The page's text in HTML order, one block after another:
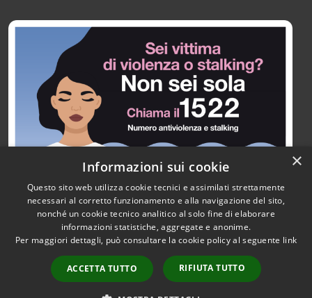
Accessibilità
Copyright © 2026 • Città di
Paullo • Powered by
Municipium•
Accesso
redazione
×
Informazioni sui cookie
Questo sito web utilizza cookie tecnici e assimilati strettamente
necessari al corretto funzionamento e alla navigazione del sito,
nonché un cookie tecnico analitico al solo fine di elaborare
informazioni statistiche, aggregate e anonime.
Per maggiori dettagli, può consultare la cookie policy al seguente link
ACCETTA TUTTO RIFIUTA TUTTO